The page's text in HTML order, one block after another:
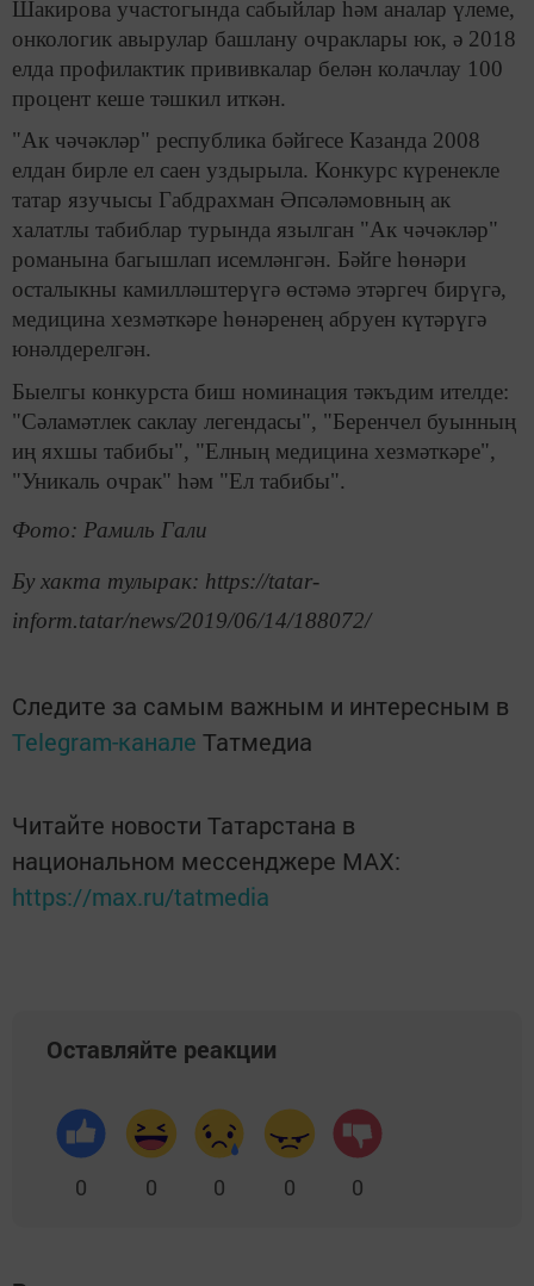
Шакирова участогында сабыйлар һәм аналар үлеме,
онкологик авырулар башлану очраклары юк, ә 2018
елда профилактик прививкалар белән колачлау 100
процент кеше тәшкил иткән.
"Ак чәчәкләр" республика бәйгесе Казанда 2008
елдан бирле ел саен уздырыла. Конкурс күренекле
татар язучысы Габдрахман Әпсәләмовның ак
халатлы табиблар турында язылган "Ак чәчәкләр"
романына багышлап исемләнгән. Бәйге һөнәри
осталыкны камилләштерүгә өстәмә этәргеч бирүгә,
медицина хезмәткәре һөнәренең абруен күтәрүгә
юнәлдерелгән.
Быелгы конкурста биш номинация тәкъдим ителде:
"Сәламәтлек саклау легендасы", "Беренчел буынның
иң яхшы табибы", "Елның медицина хезмәткәре",
"Уникаль очрак" һәм "Ел табибы".
Фото: Рамиль Гали
Бу хакта тулырак: https://tatar-
inform.tatar/news/2019/06/14/188072/
Следите за самым важным и интересным в
Telegram-канале Татмедиа
Читайте новости Татарстана в
национальном мессенджере MАХ:
https://max.ru/tatmedia
Оставляйте реакции
0 0 0 0 0